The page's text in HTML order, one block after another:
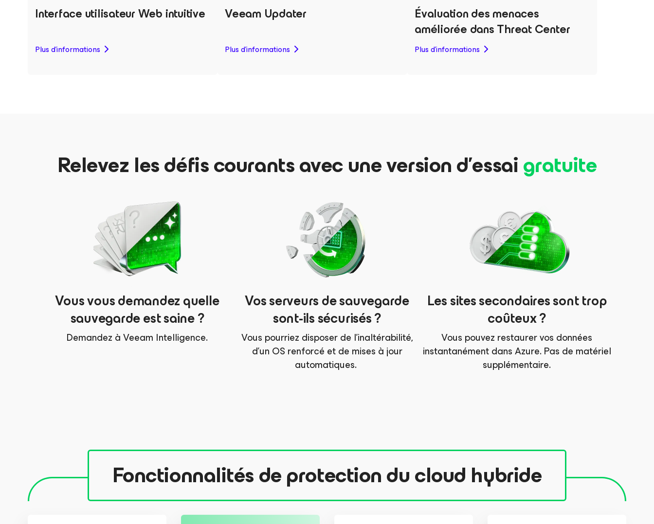
Interface utilisateur Web intuitive
Plus d'informations
Veeam Updater
Plus d'informations
Évaluation des menaces
améliorée dans Threat Center
Plus d'informations
Relevez les défis courants avec une version d’essaigratuite
Vous vous demandez quelle
sauvegarde est saine ?
Demandez à Veeam Intelligence.
Vos serveurs de sauvegarde
sont-ils sécurisés ?
Vous pourriez disposer de l’inaltérabilité,
d’un OS renforcé et de mises à jour
automatiques. ​
Les sites secondaires sont trop
coûteux ?
Vous pouvez restaurer vos données
instantanément dans Azure. Pas de matériel
supplémentaire.
Fonctionnalités de protection du cloud hybride